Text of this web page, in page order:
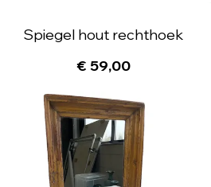
Spiegel hout rechthoek
€ 59,00